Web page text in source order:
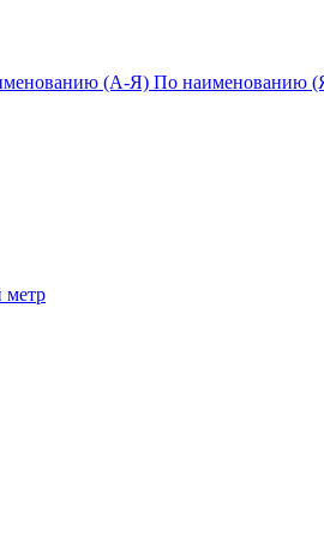
(А-Я) По наименованию
метр